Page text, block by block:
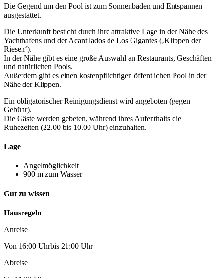
Die Gegend um den Pool ist zum Sonnenbaden und Entspannen
ausgestattet.
Die Unterkunft besticht durch ihre attraktive Lage in der Nähe des
Yachthafens und der Acantilados de Los Gigantes (‚Klippen der
Riesen‘).
In der Nähe gibt es eine große Auswahl an Restaurants, Geschäften
und natürlichen Pools.
Außerdem gibt es einen kostenpflichtigen öffentlichen Pool in der
Nähe der Klippen.
Ein obligatorischer Reinigungsdienst wird angeboten (gegen
Gebühr).
Die Gäste werden gebeten, während ihres Aufenthalts die
Ruhezeiten (22.00 bis 10.00 Uhr) einzuhalten.
Lage
Angelmöglichkeit
900 m zum Wasser
Gut zu wissen
Hausregeln
Anreise
Von 16:00 Uhrbis 21:00 Uhr
Abreise